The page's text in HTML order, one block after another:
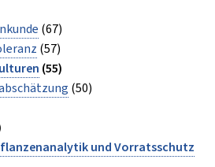
(67)
(57)
(55)
(50)
und Vorratsschutz